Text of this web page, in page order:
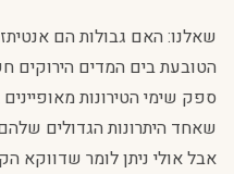
שאלנו: האם גבולות הם
הטובעת בים המדים הירוקים
ספק שימי הטירונות
שאחד היתרונות הגדולים
אבל אולי ניתן לומר שדווקא